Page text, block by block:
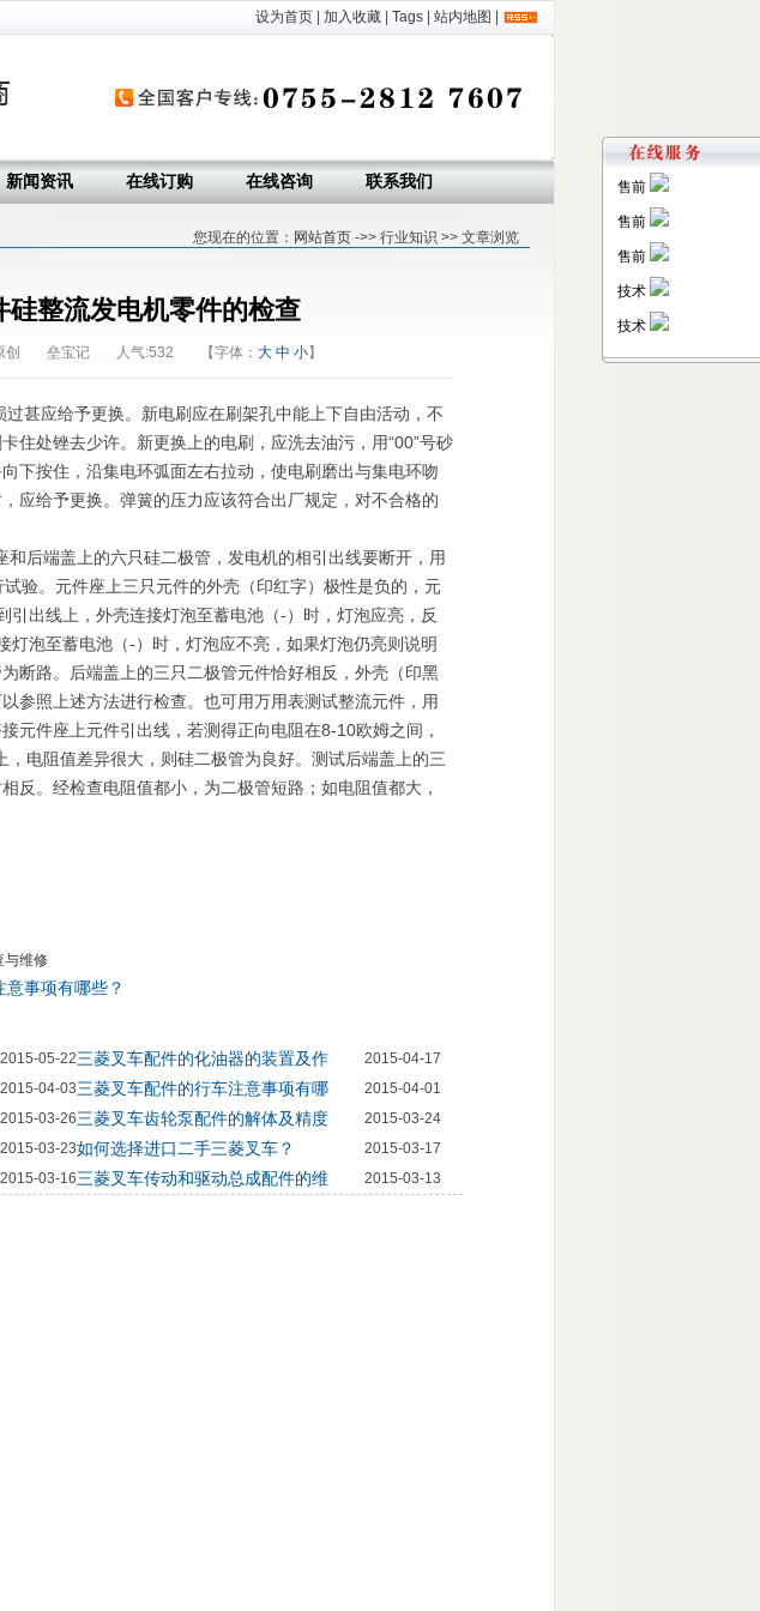
设为首页 加入收藏 Tags 站内地图
新闻资讯 在线订购 在线咨询 联系我们
您现在的位置： 网站首页 ->> 行业知识 >> 文章浏览
硅整流发电机零件的检查
创 垒宝记 人气:532 【字体： 大 中 小】
甚应给予更换。新电刷应在刷架孔中能上下自由活动，不
住处锉去少许。新更换上的电刷，应洗去油污，用“00”号砂
下按住，沿集电环弧面左右拉动，使电刷磨出与集电环吻
应给予更换。弹簧的压力应该符合出厂规定，对不合格的
后端盖上的六只硅二极管，发电机的相引出线要断开，用
验。元件座上三只元件的外壳（印红字）极性是负的，元
引出线上，外壳连接灯泡至蓄电池（-）时，灯泡应亮，反
灯泡至蓄电池（-）时，灯泡应不亮，如果灯泡仍亮则说明
断路。后端盖上的三只二极管元件恰好相反，外壳（印黑
参照上述方法进行检查。也可用万用表测试整流元件，用
元件座上元件引出线，若测得正向电阻在8-10欧姆之间，
，电阻值差异很大，则硅二极管为良好。测试后端盖上的三
反。经检查电阻值都小，为二极管短路；如电阻值都大，
与维修
事项有哪些？
2015-05-22三菱叉车配件的化油器的装置及作 2015-04-17
2015-04-03三菱叉车配件的行车注意事项有哪 2015-04-01
2015-03-26三菱叉车齿轮泵配件的解体及精度 2015-03-24
2015-03-23如何选择进口二手三菱叉车？ 2015-03-17
2015-03-16三菱叉车传动和驱动总成配件的维 2015-03-13
售前
售前
售前
技术
技术